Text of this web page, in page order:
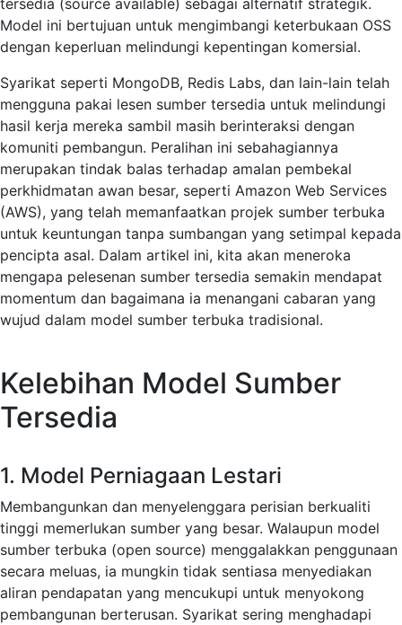
tersedia (source available) sebagai alternatif strategik.
Model ini bertujuan untuk mengimbangi keterbukaan OSS
dengan keperluan melindungi kepentingan komersial.
Syarikat seperti MongoDB, Redis Labs, dan lain-lain telah
mengguna pakai lesen sumber tersedia untuk melindungi
hasil kerja mereka sambil masih berinteraksi dengan
komuniti pembangun. Peralihan ini sebahagiannya
merupakan tindak balas terhadap amalan pembekal
perkhidmatan awan besar, seperti Amazon Web Services
(AWS), yang telah memanfaatkan projek sumber terbuka
untuk keuntungan tanpa sumbangan yang setimpal kepada
pencipta asal. Dalam artikel ini, kita akan meneroka
mengapa pelesenan sumber tersedia semakin mendapat
momentum dan bagaimana ia menangani cabaran yang
wujud dalam model sumber terbuka tradisional.
Kelebihan Model Sumber
Tersedia
1. Model Perniagaan Lestari
Membangunkan dan menyelenggara perisian berkualiti
tinggi memerlukan sumber yang besar. Walaupun model
sumber terbuka (open source) menggalakkan penggunaan
secara meluas, ia mungkin tidak sentiasa menyediakan
aliran pendapatan yang mencukupi untuk menyokong
pembangunan berterusan. Syarikat sering menghadapi